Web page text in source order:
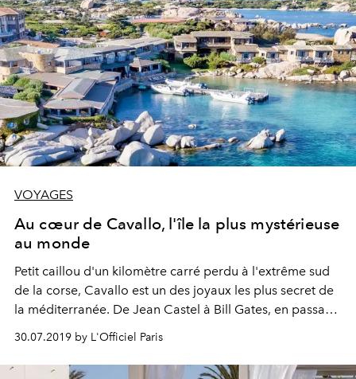
VOYAGES
Au cœur de Cavallo, l'île la plus mystérieuse
au monde
Petit caillou d'un kilomètre carré perdu à l'extrême sud
de la corse, Cavallo est un des joyaux les plus secret de
la méditerranée. De Jean Castel à Bill Gates, en passant
par Victor-Emmanuel de Savoie ou la mafia italienne,
son histoire est depuis 50 ans un véritable voyage
romanesque.
30.07.2019 by L'Officiel Paris